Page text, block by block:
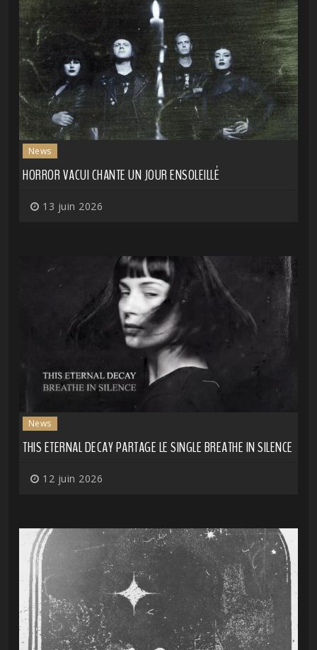
News
HORROR VACUI CHANTE UN JOUR ENSOLEILLÉ
13 juin 2026
News
THIS ETERNAL DECAY PARTAGE LE SINGLE BREATHE IN SILENCE
12 juin 2026